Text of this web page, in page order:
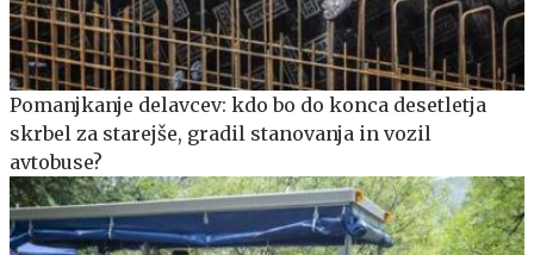
Pomanjkanje delavcev: kdo bo do konca desetletja
skrbel za starejše, gradil stanovanja in vozil
avtobuse?